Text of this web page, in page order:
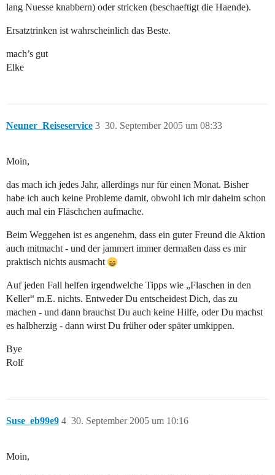
lang Nuesse knabbern) oder stricken (beschaeftigt die Haende).
Ersatztrinken ist wahrscheinlich das Beste.
mach’s gut
Elke
Neuner_Reiseservice 30. September 2005 um 08:33
3
Moin,
das mach ich jedes Jahr, allerdings nur für einen Monat. Bisher
habe ich auch keine Probleme damit, obwohl ich mir daheim schon
auch mal ein Fläschchen aufmache.
Beim Weggehen ist es angenehm, dass ein guter Freund die Aktion
auch mitmacht - und der jammert immer dermaßen dass es mir
praktisch nichts ausmacht
Auf jeden Fall helfen irgendwelche Tipps wie „Flaschen in den
Keller“ m.E. nichts. Entweder Du entscheidest Dich, das zu
machen - und dann brauchst Du auch keine Hilfe, oder Du machst
es halbherzig - dann wirst Du früher oder später umkippen.
Bye
Rolf
Suse_eb99e9 30. September 2005 um 10:16
4
Moin,